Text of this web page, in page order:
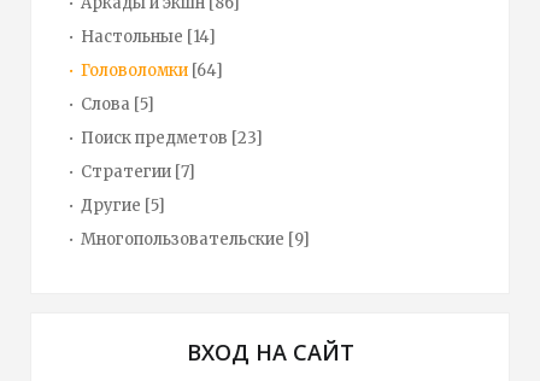
Настольные [14]
Головоломки [64]
Слова [5]
Поиск предметов [23]
Стратегии [7]
Другие [5]
Многопользовательские [9]
ВХОД НА САЙТ